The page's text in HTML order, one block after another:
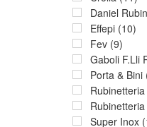
Daniel
Effepi (10)
Fev (9)
Gaboli F.Lli
Porta & Bini
Super Inox